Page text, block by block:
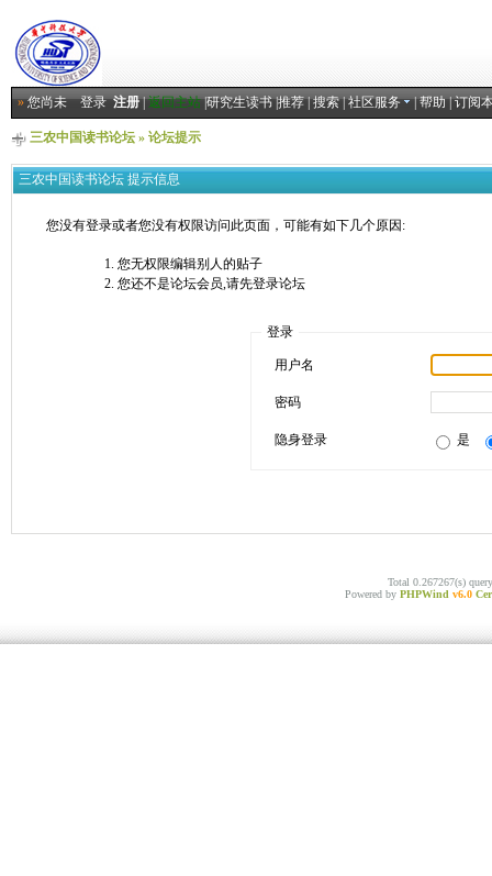
»您尚未登录 注册|返回主站|研究生读书|推荐|搜索|社区服务 |帮助|订阅
三农中国读书论坛» 论坛提示
三农中国读书论坛 提示信息
您没有登录或者您没有权限访问此页面，可能有如下几个原因:
您无权限编辑别人的贴子
您还不是论坛会员,请先登录论坛
登录
用户名
密码
隐身登录 是
Total 0.267267(s)
Powered by PHPWind v6.0